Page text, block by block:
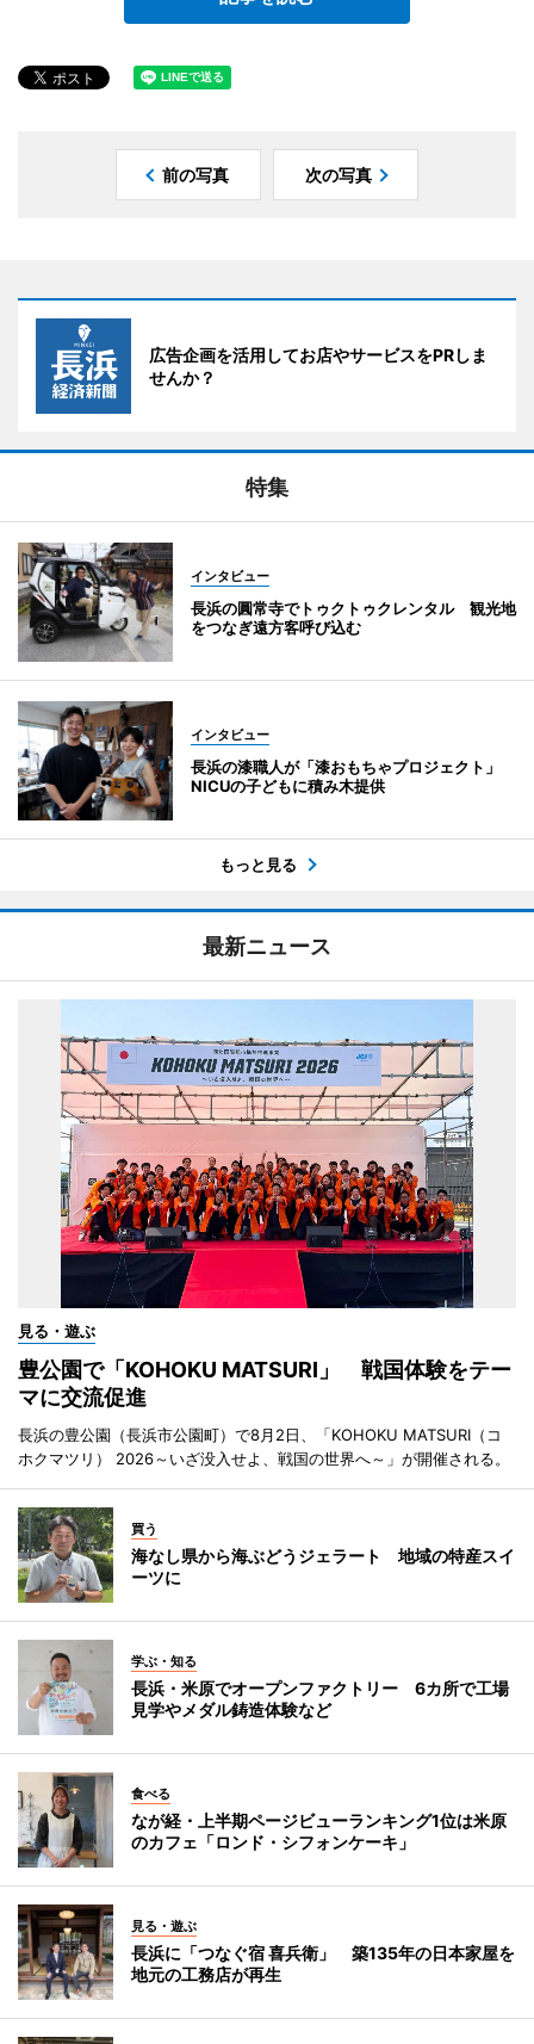
前の写真 次の写真
広告企画を活用してお店やサービスをPRしま
せんか？
特集
インタビュー
長浜の圓常寺でトゥクトゥクレンタル 観光地
をつなぎ遠方客呼び込む
インタビュー
長浜の漆職人が「漆おもちゃプロジェクト」
NICUの子どもに積み木提供
もっと見る
最新ニュース
見る・遊ぶ
豊公園で「KOHOKU MATSURI」 戦国体験をテー
マに交流促進
長浜の豊公園（長浜市公園町）で8月2日、「KOHOKU MATSURI（コ
ホクマツリ） 2026～いざ没入せよ、戦国の世界へ～」が開催される。
買う
海なし県から海ぶどうジェラート 地域の特産スイ
ーツに
学ぶ・知る
長浜・米原でオープンファクトリー 6カ所で工場
見学やメダル鋳造体験など
食べる
なが経・上半期ページビューランキング1位は米原
のカフェ「ロンド・シフォンケーキ」
見る・遊ぶ
長浜に「つなぐ宿 喜兵衛」 築135年の日本家屋を
地元の工務店が再生